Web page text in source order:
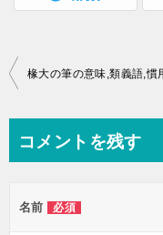
投
ビ
ー
コメントを残す
名前 必須